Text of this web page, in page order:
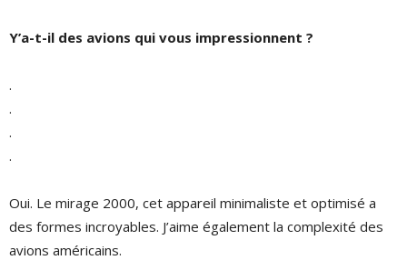
Y’a-t-il des avions qui vous impressionnent ?
.
.
.
.
Oui. Le mirage 2000, cet appareil minimaliste et optimisé a
des formes incroyables. J’aime également la complexité des
avions américains.